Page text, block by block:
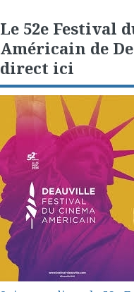
Le 52e Festival
Américain de
direct ici